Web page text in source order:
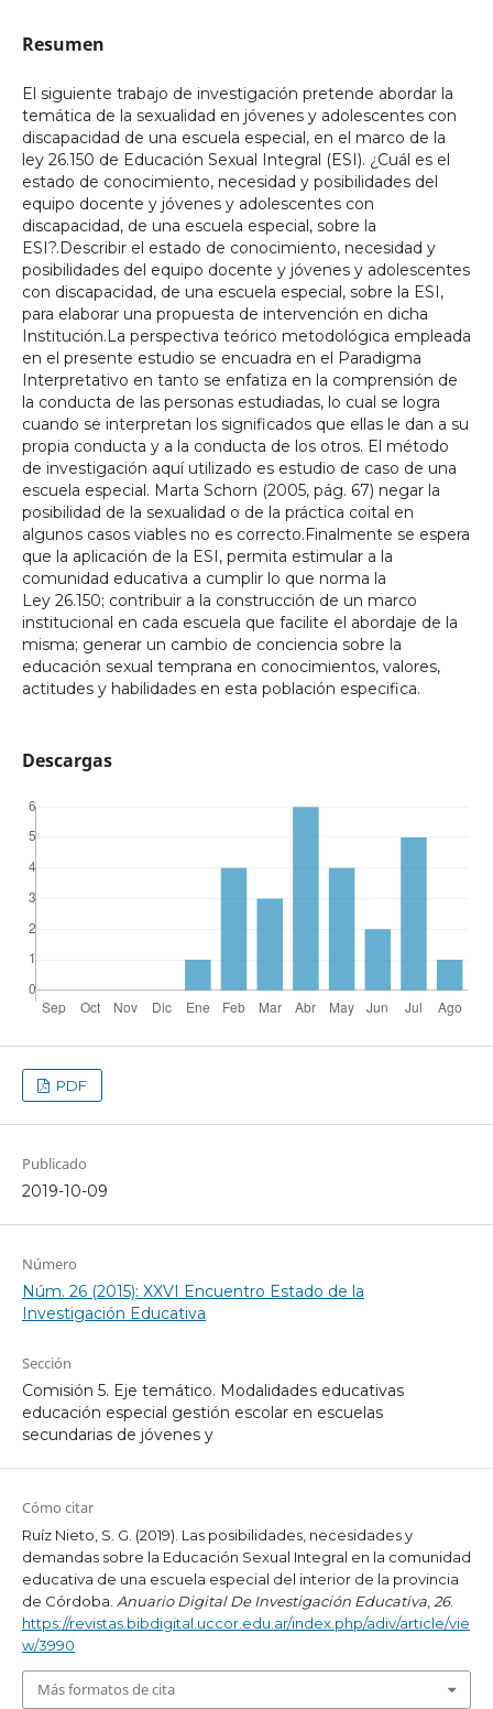
Resumen
El siguiente trabajo de investigación pretende abordar la
temática de la sexualidad en jóvenes y adolescentes con
discapacidad de una escuela especial, en el marco de la
ley 26.150 de Educación Sexual Integral (ESI). ¿Cuál es el
estado de conocimiento, necesidad y posibilidades del
equipo docente y jóvenes y adolescentes con
discapacidad, de una escuela especial, sobre la
ESI?.Describir el estado de conocimiento, necesidad y
posibilidades del equipo docente y jóvenes y adolescentes
con discapacidad, de una escuela especial, sobre la ESI,
para elaborar una propuesta de intervención en dicha
Institución.La perspectiva teórico metodológica empleada
en el presente estudio se encuadra en el Paradigma
Interpretativo en tanto se enfatiza en la comprensión de
la conducta de las personas estudiadas, lo cual se logra
cuando se interpretan los significados que ellas le dan a su
propia conducta y a la conducta de los otros. El método
de investigación aquí utilizado es estudio de caso de una
escuela especial. Marta Schorn (2005, pág. 67) negar la
posibilidad de la sexualidad o de la práctica coital en
algunos casos viables no es correcto.Finalmente se espera
que la aplicación de la ESI, permita estimular a la
comunidad educativa a cumplir lo que norma la
Ley 26.150; contribuir a la construcción de un marco
institucional en cada escuela que facilite el abordaje de la
misma; generar un cambio de conciencia sobre la
educación sexual temprana en conocimientos, valores,
actitudes y habilidades en esta población especifica.
Descargas
PDF
Publicado
2019-10-09
Número
Núm. 26 (2015): XXVI Encuentro Estado de la
Investigación Educativa
Sección
Comisión 5. Eje temático. Modalidades educativas
educación especial gestión escolar en escuelas
secundarias de jóvenes y
Cómo citar
Ruíz Nieto, S. G. (2019). Las posibilidades, necesidades y
demandas sobre la Educación Sexual Integral en la comunidad
educativa de una escuela especial del interior de la provincia
de Córdoba. Anuario Digital De Investigación Educativa, 26.
https://revistas.bibdigital.uccor.edu.ar/index.php/adiv/article/vie
w/3990
Más formatos de cita